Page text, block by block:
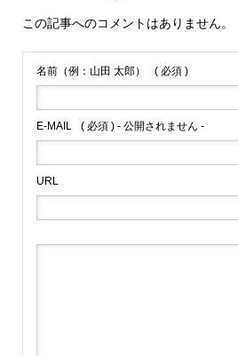
この記事へのコメントはありません。
名前（例：山田 太郎） ( 必須 )
E-MAIL ( 必須 ) - 公開されません -
URL